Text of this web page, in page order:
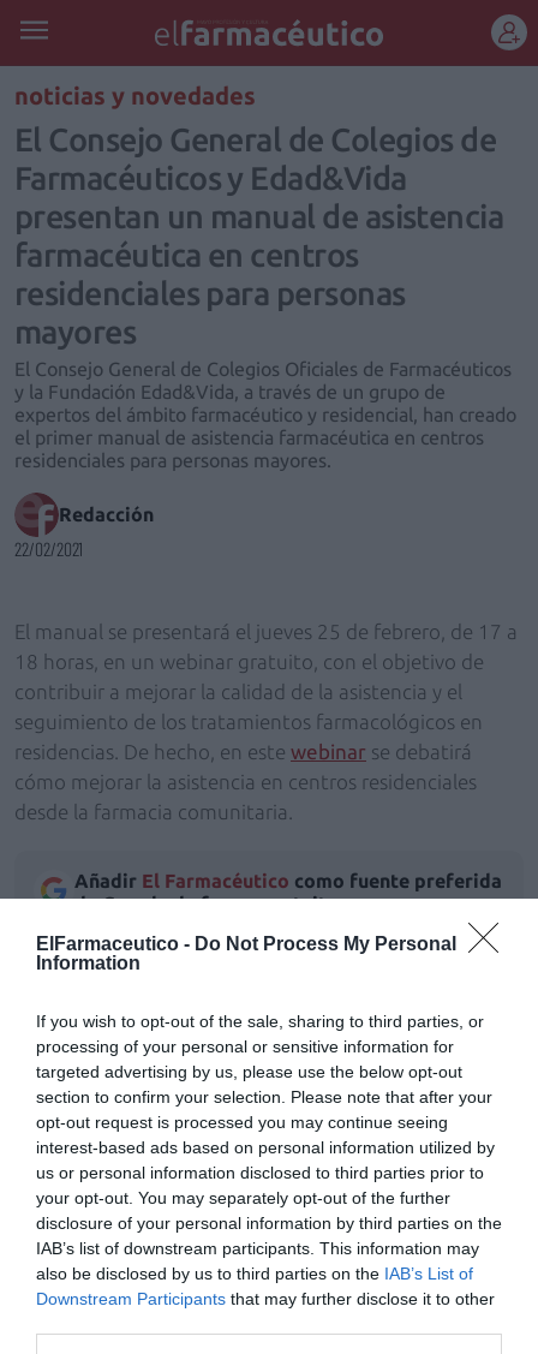
ElFarmaceutico - Do Not Process My Personal
Information
If you wish to opt-out of the sale, sharing to third parties, or
processing of your personal or sensitive information for
targeted advertising by us, please use the below opt-out
section to confirm your selection. Please note that after your
opt-out request is processed you may continue seeing
interest-based ads based on personal information utilized by
us or personal information disclosed to third parties prior to
your opt-out. You may separately opt-out of the further
disclosure of your personal information by third parties on the
IAB’s list of downstream participants. This information may
also be disclosed by us to third parties on the IAB’s List of
Downstream Participants that may further disclose it to other
REGÍSTRATE
noticias y novedades
El Consejo General de Colegios de
Farmacéuticos y Edad&Vida
presentan un manual de asistencia
farmacéutica en centros
residenciales para personas
mayores
El Consejo General de Colegios Oficiales de Farmacéuticos
y la Fundación Edad&Vida, a través de un grupo de
expertos del ámbito farmacéutico y residencial, han creado
el primer manual de asistencia farmacéutica en centros
residenciales para personas mayores.
Redacción
22/02/2021
El manual se presentará el jueves 25 de febrero, de 17 a
18 horas, en un webinar gratuito, con el objetivo de
contribuir a mejorar la calidad de la asistencia y el
seguimiento de los tratamientos farmacológicos en
residencias. De hecho, en este webinar se debatirá
cómo mejorar la asistencia en centros residenciales
desde la farmacia comunitaria.
Añadir El Farmacéutico como fuente preferida
de Google de forma gratuita
Mantente informado con las últimas noticias de actualidad.
ACTIVAR AHORA
Tags
personas mayores centros residenciales
asistencia farmacéutica
Consejo General de Colegios Oficiales de
Farmacéuticos
Destacados